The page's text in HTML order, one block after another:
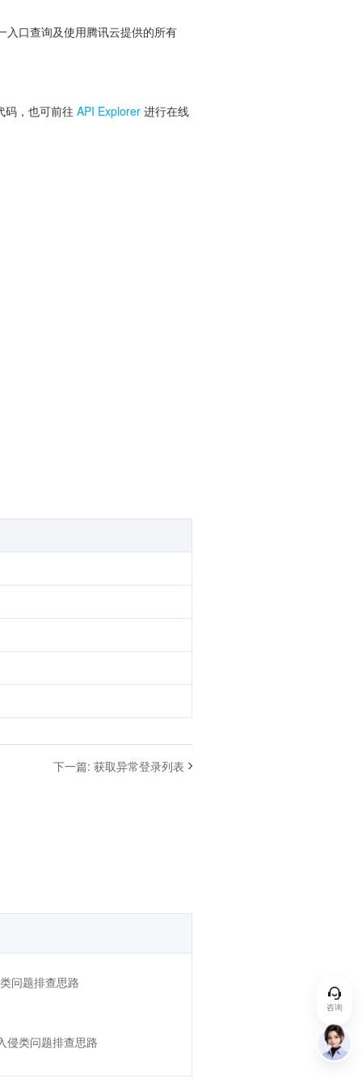
入口查询及使用腾讯云提供的所有
码，也可前往 API Explorer 进行在线
下一篇: 获取异常登录列表
问题排查思路
侵类问题排查思路
咨询